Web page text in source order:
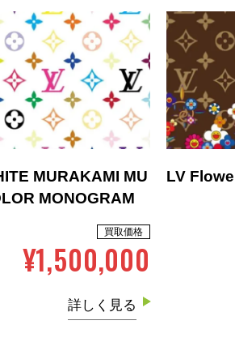
MURAKAMI MU
MONOGRAM
買取価格
¥1,500,000
詳しく見る
LV